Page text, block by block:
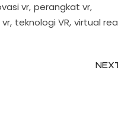
vr perangkat vr
teknologi VR virtual